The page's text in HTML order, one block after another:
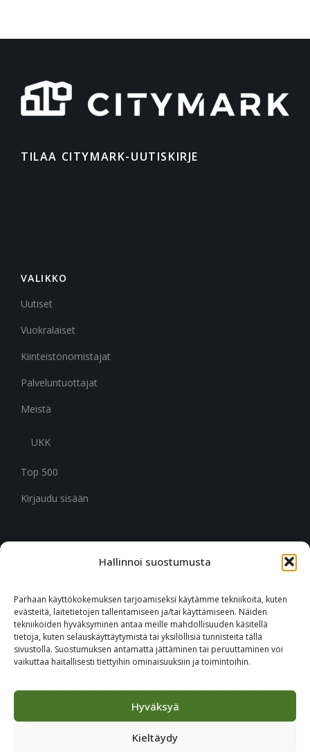
Hallinnoi suostumusta
Parhaan käyttökokemuksen tarjoamiseksi käytämme tekniikoita, kuten
evästeitä, laitetietojen tallentamiseen ja/tai käyttämiseen. Näiden
tekniikoiden hyväksyminen antaa meille mahdollisuuden käsitellä
tietoja, kuten selauskäyttäytymistä tai yksilöllisiä tunnisteita tällä
sivustolla. Suostumuksen antamatta jättäminen tai peruuttaminen voi
vaikuttaa haitallisesti tiettyihin ominaisuuksiin ja toimintoihin.
Hyväksyä
Kieltäydy
TILAA CITYMARK-UUTISKIRJE
VALIKKO
Uutiset
Vuokralaiset
Kiinteistönomistajat
Palveluntuottajat
Meistä
UKK
Top 500
Kirjaudu sisään
CITYMARK SUOMI
02330 Espoo
+46 651 760 400
Tilaa Citymark-uutiskirje